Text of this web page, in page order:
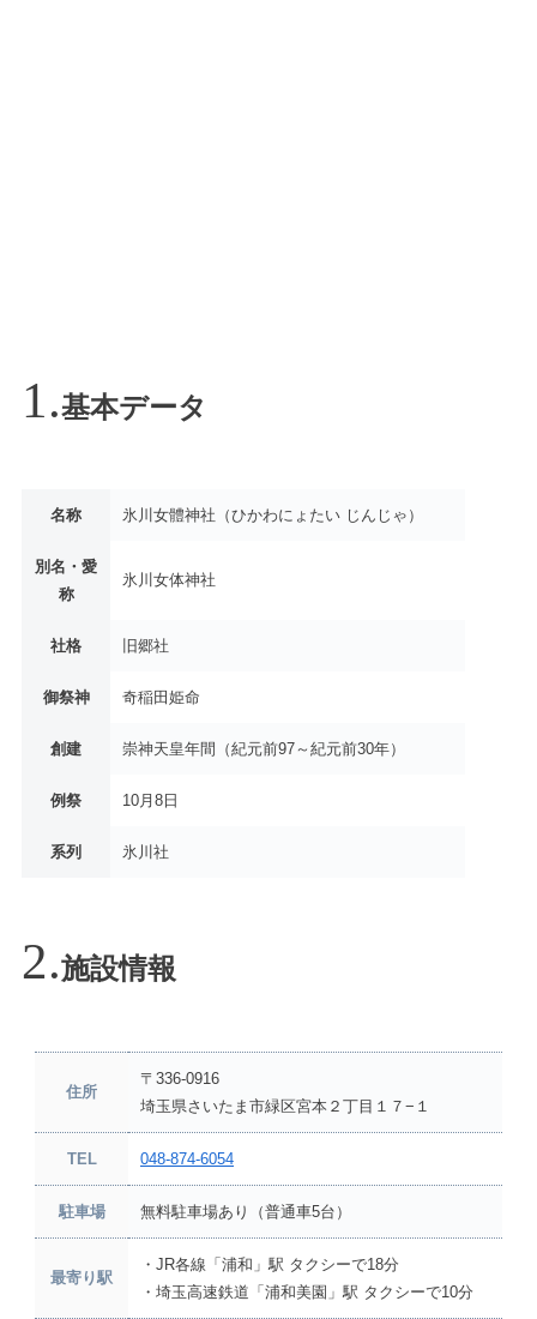
基本データ
名称 氷川女體神社（ひかわにょたい じんじゃ）
別名・愛
称
氷川女体神社
社格 旧郷社
御祭神 奇稲田姫命
創建 崇神天皇年間（紀元前97～紀元前30年）
例祭 10月8日
系列 氷川社
施設情報
住所
〒336-0916
埼玉県さいたま市緑区宮本２丁目１７−１
TEL 048-874-6054
駐車場 無料駐車場あり（普通車5台）
最寄り駅
・JR各線「浦和」駅 タクシーで18分
・埼玉高速鉄道「浦和美園」駅 タクシーで10分